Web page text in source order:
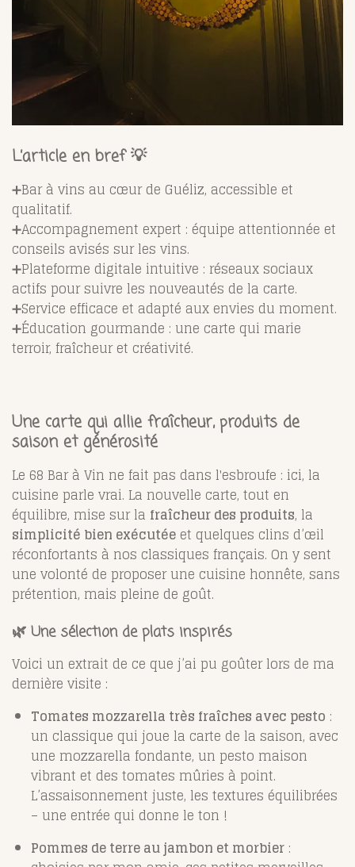
L’article en bref 💡
➕Bar à vins au cœur de Guéliz, accessible et
qualitatif.
➕Accompagnement expert : équipe attentionnée et
conseils avisés sur les vins.
➕Plateforme digitale intuitive : réseaux sociaux
actifs pour suivre les nouveautés de la carte.
➕Service efficace et adapté aux envies du moment.
➕Éducation gourmande : une carte qui marie
terroir, fraîcheur et créativité.
Une carte qui allie fraîcheur, produits de
saison et générosité
Le 68 Bar à Vin ne fait pas dans l'esbroufe : ici, la
cuisine parle vrai. La nouvelle carte, tout en
équilibre, mise sur la fraîcheur des produits, la
simplicité bien exécutée et quelques clins d’œil
réconfortants à nos classiques français. On y sent
une volonté de proposer une cuisine honnête, sans
prétention, mais pleine de goût.
🌿 Une sélection de plats inspirés
Voici un extrait de ce que j’ai pu goûter lors de ma
dernière visite :
Tomates mozzarella très fraîches avec pesto :
un classique qui joue la carte de la saison, avec
une mozzarella fondante, un pesto maison
vibrant et des tomates mûries à point.
L’assaisonnement juste, les textures équilibrées
– une entrée qui donne le ton !
Pommes de terre au jambon et morbier :